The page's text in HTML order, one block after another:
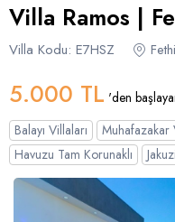
Hakkımızda
Bölgeler
Bölgeler
Bodrum
Turgutreis
Çeşme
Alaçatı
Germiyan
Dalaman
Dalyan
Çalış
Çamköy
Çatalarık
Çiftlik
Eldirek
Bornova
Akbel
Bezirgan
Çavdır
Çayköy
Hacıoğlan
Ağullu
Bayındır
Çukurbağ
Gökçeören
Gökseki
Çamlı
Selimiye
Boğaziçi
Eşen
Karadere
Yakabağ
Villa
Villa
Balayı Villaları
Çift Jakuzili Villalar
Çocuk Havuzlu
Çocuk Oyun Alanı
Blog
Villa Ramos |
Villa Kodu: E7HSZ
5.000 TL 'den
Balayı Villaları
Muhafazakar
Havuzu Tam Korunaklı
German
Türk Lirası
TRY- TL EUR-
GBP- £